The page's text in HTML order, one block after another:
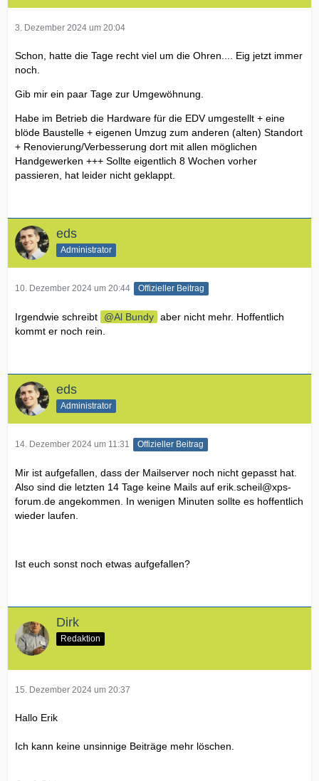
3. Dezember 2024 um 20:04
Schon, hatte die Tage recht viel um die Ohren.... Eig jetzt immer
noch.
Gib mir ein paar Tage zur Umgewöhnung.
Habe im Betrieb die Hardware für die EDV umgestellt + eine
blöde Baustelle + eigenen Umzug zum anderen (alten) Standort
+ Renovierung/Verbesserung dort mit allen möglichen
Handgewerken +++ Sollte eigentlich 8 Wochen vorher
passieren, hat leider nicht geklappt.
eds
Administrator
10. Dezember 2024 um 20:44 Offizieller Beitrag
Irgendwie schreibt Al Bundy aber nicht mehr. Hoffentlich
kommt er noch rein.
eds
Administrator
14. Dezember 2024 um 11:31 Offizieller Beitrag
Mir ist aufgefallen, dass der Mailserver noch nicht gepasst hat.
Also sind die letzten 14 Tage keine Mails auf erik.scheil@xps-
forum.de angekommen. In wenigen Minuten sollte es hoffentlich
wieder laufen.
Ist euch sonst noch etwas aufgefallen?
Dirk
Redaktion
15. Dezember 2024 um 20:37
Hallo Erik
Ich kann keine unsinnige Beiträge mehr löschen.